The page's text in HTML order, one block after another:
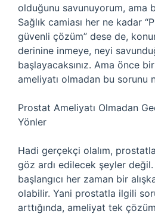
olduğunu savunuyorum, ama
Sağlık camiası her ne kadar
güvenli çözüm” dese de,
derinine inmeye, neyi
başlayacaksınız. Ama önce
ameliyatı olmadan bu sorunu
Prostat Ameliyatı Olmadan
Yönler
Hadi gerçekçi olalım,
göz ardı edilecek şeyler
başlangıcı her zaman bir
olabilir. Yani prostatla ilgili
arttığında, ameliyat tek